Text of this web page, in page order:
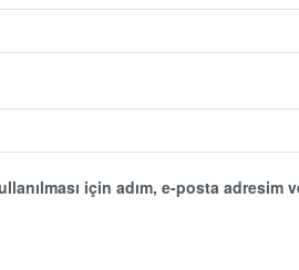
için adım, e-posta adresim